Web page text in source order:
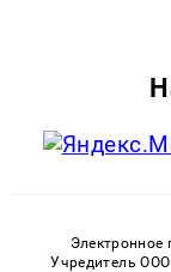
Электронное
Учредитель ООО